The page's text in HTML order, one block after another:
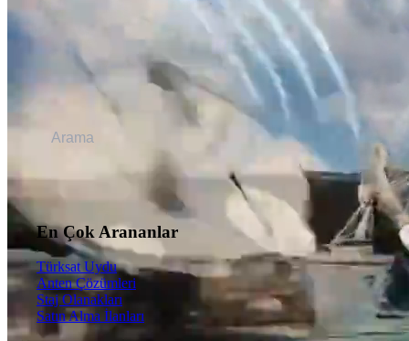
En Çok Arananlar
Türksat Uydu
Anten Çözümleri
Staj Olanakları
Satın Alma İlanları